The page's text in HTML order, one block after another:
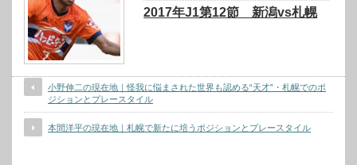
2017年J1第12節 新潟vs札幌
小野伸二の現在地｜怪我に悩まされた世界も認める“天才”・札幌でのポ
ジションとプレースタイル
本間洋平の現在地｜札幌で新たに培うポジションとプレースタイル